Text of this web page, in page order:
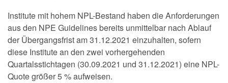
Institute mit hohem NPL-Bestand haben die Anforderungen
aus den NPE Guidelines bereits unmittelbar nach Ablauf
der Übergangsfrist am 31.12.2021 einzuhalten, sofern
diese Institute an den zwei vorhergehenden
Quartalsstichtagen (30.09.2021 und 31.12.2021) eine NPL-
Quote größer 5 % aufweisen.